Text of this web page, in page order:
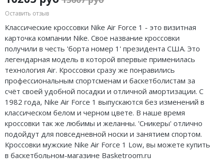
Оставить отзыв
Классические кроссовки Nike Air Force 1 - это визитная
карточка компании Nike. Свое название кроссовки
получили в честь 'борта номер 1' президента США. Это
легендарная модель в которой впервые применилась
технология Air. Кроссовки сразу же понравились
профессиональным спортсменам и баскетболистам за
счёт своей удобной посадки и отличной амортизации. С
1982 года, Nike Air Force 1 выпускаются без изменений в
классическом белом и черном цвете. В наше время
кроссовки так же любимы и желанны. 'Сникеры' отлично
подойдут для повседневной носки и занятием спортом.
Кроссовки мужские Nike Air Force 1 Low, вы можете купить
в баскетбольном-магазине Basketroom.ru
Air Jordan 5
Air Jordan 6
Air Jordan 7
Air Jordan 10
Air Jordan 11
Air Jordan 12
Air Jordan 13
Air Jordan 14